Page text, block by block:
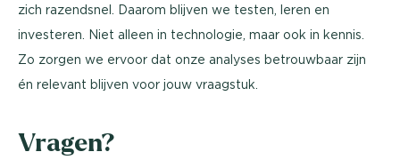
zich razendsnel. Daarom blijven we testen, leren en
investeren. Niet alleen in technologie, maar ook in kennis.
Zo zorgen we ervoor dat onze analyses betrouwbaar zijn
én relevant blijven voor jouw vraagstuk.
Vragen?